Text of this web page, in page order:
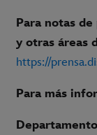
Para notas
y otras áreas
https://
Para más